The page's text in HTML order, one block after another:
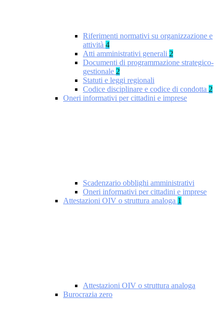
Riferimenti normativi su organizzazione e
attività 4
Atti amministrativi generali 2
Documenti di programmazione strategico-
gestionale 2
Statuti e leggi regionali
Codice disciplinare e codice di condotta 2
Oneri informativi per cittadini e imprese
Scadenzario obblighi amministrativi
Oneri informativi per cittadini e imprese
Attestazioni OIV o struttura analoga 1
Attestazioni OIV o struttura analoga
Burocrazia zero